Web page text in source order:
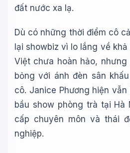
đất nước xa lạ.
Dù có những thời điểm cô
lại showbiz vì lo lắng về
Việt chưa hoàn hảo, nhưng
bỏng với ánh đèn sân
cô. Janice Phương hiện
bầu show phòng trà tại Hà
cấp chuyên môn và thái
nghiệp.